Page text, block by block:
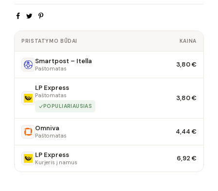
PRISTATYMO BŪDAI KAINA
Smartpost – Itella
Paštomatas 3,80 €
LP Express
Paštomatas
POPULIARIAUSIAS
3,80 €
Omniva
Paštomatas 4,44 €
LP Express
Kurjeris į namus 6,92 €